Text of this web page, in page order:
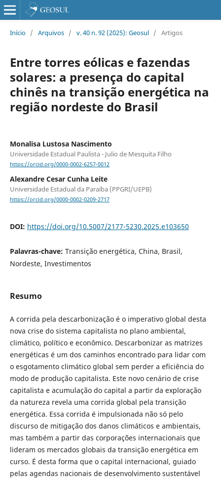
Início / Arquivos / v. 40 n. 92 (2025): Geosul / Artigos
Entre torres eólicas e fazendas
solares: a presença do capital
chinês na transição energética na
região nordeste do Brasil
Monalisa Lustosa Nascimento
Universidade Estadual Paulista - Julio de Mesquita Filho
https://orcid.org/0000-0002-6257-0012
Alexandre Cesar Cunha Leite
Universidade Estadual da Paraíba (PPGRI/UEPB)
https://orcid.org/0000-0002-0209-2717
DOI: https://doi.org/10.5007/2177-5230.2025.e103650
Palavras-chave: Transição energética, China, Brasil,
Nordeste, Investimentos
Resumo
A corrida pela descarbonização é o imperativo global desta
nova crise do sistema capitalista no plano ambiental,
climático, político e econômico. Descarbonizar as matrizes
energéticas é um dos caminhos encontrado para lidar com
o esgotamento climático global sem perder a eficiência do
modo de produção capitalista. Este novo cenário de crise
capitalista e acumulação do capital a partir da exploração
da natureza revela uma corrida global pela transição
energética. Essa corrida é impulsionada não só pelo
discurso de mitigação dos danos climáticos e ambientais,
mas também a partir das corporações internacionais que
lideram os mercados globais da transição energética em
curso. É desta forma que o capital internacional, guiado
pelas agendas nacionais de desenvolvimento sustentável